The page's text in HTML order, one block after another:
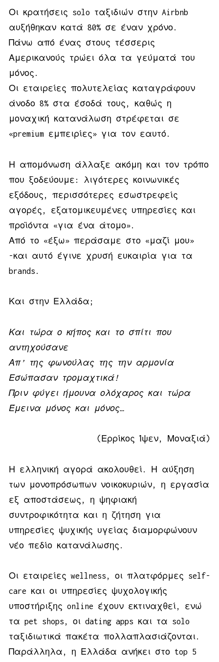
Οι κρατήσεις solo ταξιδιών στην Airbnb
αυξήθηκαν κατά 80% σε έναν χρόνο.
Πάνω από ένας στους τέσσερις
Αμερικανούς τρώει όλα τα γεύματά του
μόνος.
Οι εταιρείες πολυτελείας καταγράφουν
άνοδο 8% στα έσοδά τους, καθώς η
μοναχική κατανάλωση στρέφεται σε
«premium εμπειρίες» για τον εαυτό.
Η απομόνωση άλλαξε ακόμη και τον τρόπο
που ξοδεύουμε: λιγότερες κοινωνικές
εξόδους, περισσότερες εσωστρεφείς
αγορές, εξατομικευμένες υπηρεσίες και
προϊόντα «για ένα άτομο».
Από το «έξω» περάσαμε στο «μαζί μου»
-και αυτό έγινε χρυσή ευκαιρία για τα
brands.
Και στην Ελλάδα;
Και τώρα ο κήπος και το σπίτι που
αντηχούσανε
Απ’ της φωνούλας της την αρμονία
Εσώπασαν τρομαχτικά!
Πριν φύγει ήμουνα ολόχαρος και τώρα
Έμεινα μόνος και μόνος…
(Ερρίκος Ίψεν, Μοναξιά)
Η ελληνική αγορά ακολουθεί. Η αύξηση
των μονοπρόσωπων νοικοκυριών, η εργασία
εξ αποστάσεως, η ψηφιακή
συντροφικότητα και η ζήτηση για
υπηρεσίες ψυχικής υγείας διαμορφώνουν
νέο πεδίο κατανάλωσης.
Οι εταιρείες wellness, οι πλατφόρμες self-
care και οι υπηρεσίες ψυχολογικής
υποστήριξης online έχουν εκτιναχθεί, ενώ
τα pet shops, οι dating apps και τα solo
ταξιδιωτικά πακέτα πολλαπλασιάζονται.
Παράλληλα, η Ελλάδα ανήκει στο top 5